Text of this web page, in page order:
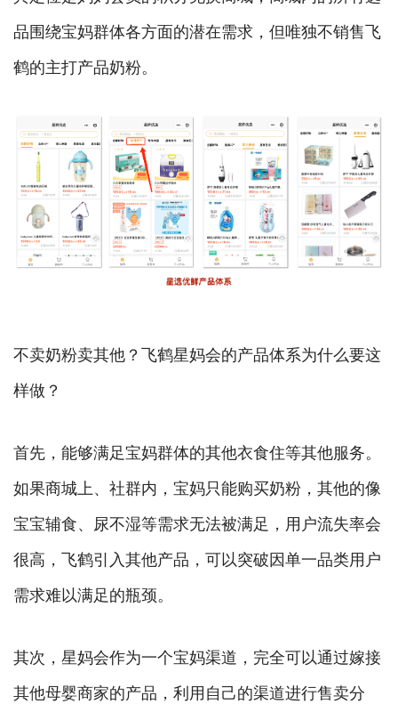
品围绕宝妈群体各方面的潜在需求，但唯独不销售飞
鹤的主打产品奶粉。
不卖奶粉卖其他？飞鹤星妈会的产品体系为什么要这
样做？
首先，能够满足宝妈群体的其他衣食住等其他服务。
如果商城上、社群内，宝妈只能购买奶粉，其他的像
宝宝辅食、尿不湿等需求无法被满足，用户流失率会
很高，飞鹤引入其他产品，可以突破因单一品类用户
需求难以满足的瓶颈。
其次，星妈会作为一个宝妈渠道，完全可以通过嫁接
其他母婴商家的产品，利用自己的渠道进行售卖分